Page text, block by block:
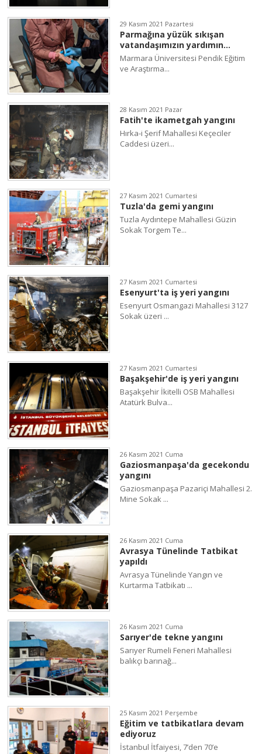
29 Kasım 2021 Pazartesi
Parmağına yüzük sıkışan
vatandaşımızın yardımın...
Marmara Üniversitesi Pendik Eğitim
ve Araştırma...
28 Kasım 2021 Pazar
Fatih'te ikametgah yangını
Hırka-i Şerif Mahallesi Keçeciler
Caddesi üzeri...
27 Kasım 2021 Cumartesi
Tuzla'da gemi yangını
Tuzla Aydıntepe Mahallesi Güzin
Sokak Torgem Te...
27 Kasım 2021 Cumartesi
Esenyurt'ta iş yeri yangını
Esenyurt Osmangazi Mahallesi 3127
Sokak üzeri ...
27 Kasım 2021 Cumartesi
Başakşehir'de iş yeri yangını
Başakşehir İkitelli OSB Mahallesi
Atatürk Bulva...
26 Kasım 2021 Cuma
Gaziosmanpaşa'da gecekondu
yangını
Gaziosmanpaşa Pazariçi Mahallesi 2.
Mine Sokak ...
26 Kasım 2021 Cuma
Avrasya Tünelinde Tatbikat
yapıldı
Avrasya Tünelinde Yangın ve
Kurtarma Tatbikatı ...
26 Kasım 2021 Cuma
Sarıyer'de tekne yangını
Sarıyer Rumeli Feneri Mahallesi
balıkçı barınağ...
25 Kasım 2021 Perşembe
Eğitim ve tatbikatlara devam
ediyoruz
İstanbul İtfaiyesi, 7’den 70’e